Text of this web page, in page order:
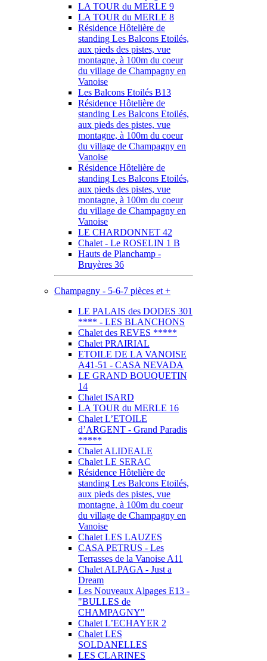
LA TOUR du MERLE 9
LA TOUR du MERLE 8
Résidence Hôtelière de
standing Les Balcons Etoilés,
aux pieds des pistes, vue
montagne, à 100m du coeur
du village de Champagny en
Vanoise
Les Balcons Etoilés B13
Résidence Hôtelière de
standing Les Balcons Etoilés,
aux pieds des pistes, vue
montagne, à 100m du coeur
du village de Champagny en
Vanoise
Résidence Hôtelière de
standing Les Balcons Etoilés,
aux pieds des pistes, vue
montagne, à 100m du coeur
du village de Champagny en
Vanoise
LE CHARDONNET 42
Chalet - Le ROSELIN 1 B
Hauts de Planchamp -
Bruyères 36
Champagny - 5-6-7 pièces et +
LE PALAIS des DODES 301
**** - LES BLANCHONS
Chalet des REVES *****
Chalet PRAIRIAL
ETOILE DE LA VANOISE
A41-51 - CASA NEVADA
LE GRAND BOUQUETIN
14
Chalet ISARD
LA TOUR du MERLE 16
Chalet L’ETOILE
d’ARGENT - Grand Paradis
*****
Chalet ALIDEALE
Chalet LE SERAC
Résidence Hôtelière de
standing Les Balcons Etoilés,
aux pieds des pistes, vue
montagne, à 100m du coeur
du village de Champagny en
Vanoise
Chalet LES LAUZES
CASA PETRUS - Les
Terrasses de la Vanoise A11
Chalet ALPAGA - Just a
Dream
Les Nouveaux Alpages E13 -
"BULLES de
CHAMPAGNY"
Chalet L’ECHAYER 2
Chalet LES
SOLDANELLES
LES CLARINES